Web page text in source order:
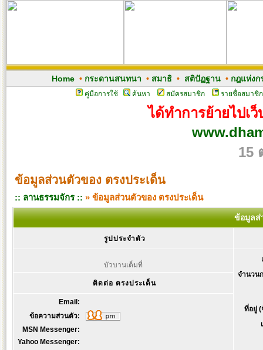
Home• กระดานสนทนา • สมาธิ• สติปัฏฐาน• กฎแห่งก
คู่มือการใช้ ค้นหา สมัครสมาชิก รายชื่อสมาชิก
ได้ทำการย้ายไปเ
15
ข้อมูลส่วนตัวของ ตรงประเด็น
:: ลานธรรมจักร :: » ข้อมูลส่วนตัวของ ตรงประเด็น
ข้อมูลส่
รูปประจำตัว
บัวบานเต็มที่
จำนวน
ที่อยู่ (
ติดต่อ ตรงประเด็น
Email:
ข้อความส่วนตัว:
MSN Messenger:
Yahoo Messenger: